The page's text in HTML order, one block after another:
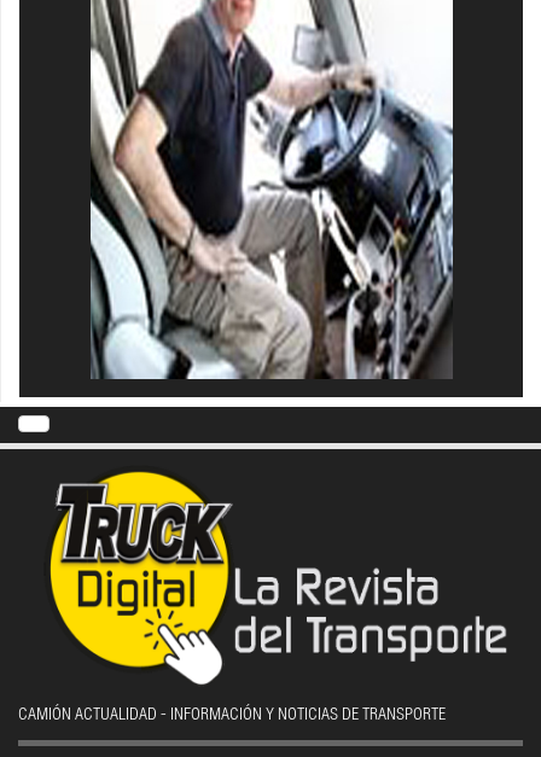
CAMIÓN ACTUALIDAD - INFORMACIÓN Y NOTICIAS DE TRANSPORTE